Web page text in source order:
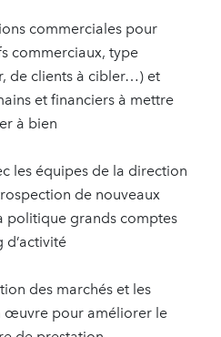
commerciales pour
commerciaux, type
de clients à cibler…) et
et financiers à mettre
à bien
les équipes de la direction
de nouveaux
politique grands comptes
d’activité
des marchés et les
œuvre pour améliorer le